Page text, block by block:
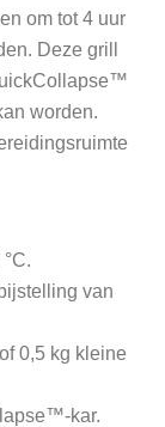
om tot 4 uur
Deze grill
worden.
van
0,5 kg kleine
kar.